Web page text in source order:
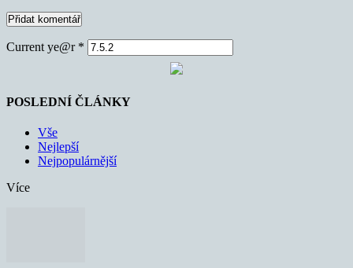
Current ye@r *
POSLEDNÍ ČLÁNKY
Vše
Nejlepší
Nejpopulárnější
Více